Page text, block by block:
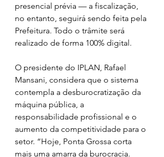
presencial prévia — a fiscalização,
no entanto, seguirá sendo feita pela
Prefeitura. Todo o trâmite será
realizado de forma 100% digital.
O presidente do IPLAN, Rafael
Mansani, considera que o sistema
contempla a desburocratização da
máquina pública, a
responsabilidade profissional e o
aumento da competitividade para o
setor. “Hoje, Ponta Grossa corta
mais uma amarra da burocracia.